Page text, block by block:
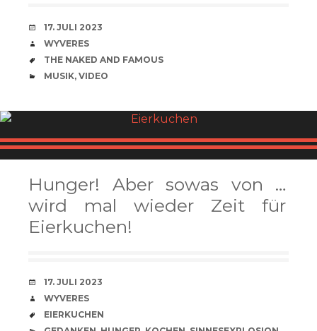
VERABREDUNG
17. JULI 2023
VERFASSER
WYVERES
SCHLAGWÖRTER
THE NAKED AND FAMOUS
CATEGORIES
MUSIK, VIDEO
Hunger! Aber sowas von …
wird mal wieder Zeit für
Eierkuchen!
VERABREDUNG
17. JULI 2023
VERFASSER
WYVERES
SCHLAGWÖRTER
EIERKUCHEN